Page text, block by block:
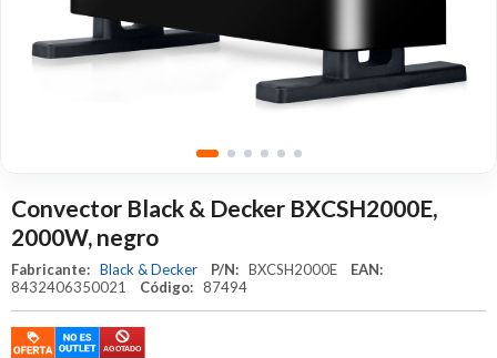
Convector Black & Decker BXCSH2000E,
2000W, negro
Fabricante: Black & Decker P/N: BXCSH2000E EAN:
8432406350021 Código: 87494